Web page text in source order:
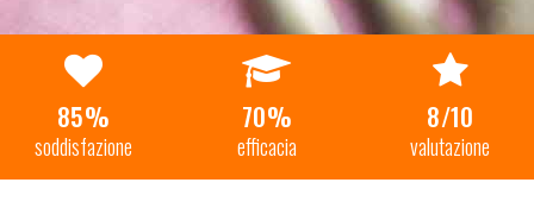
85%
soddisfazione
70%
efficacia
8/10
valutazione